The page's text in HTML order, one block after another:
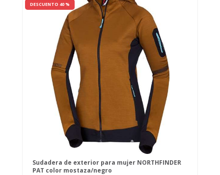
DESCUENTO 40 %
Sudadera de exterior para mujer NORTHFINDER
PAT color mostaza/negro